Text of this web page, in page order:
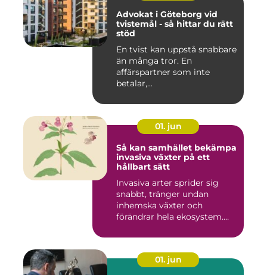
Advokat i Göteborg vid
tvistemål - så hittar du rätt
stöd
En tvist kan uppstå snabbare
än många tror. En
affärspartner som inte
betalar,...
01. jun
Så kan samhället bekämpa
invasiva växter på ett
hållbart sätt
Invasiva arter sprider sig
snabbt, tränger undan
inhemska växter och
förändrar hela ekosystem.
01. jun